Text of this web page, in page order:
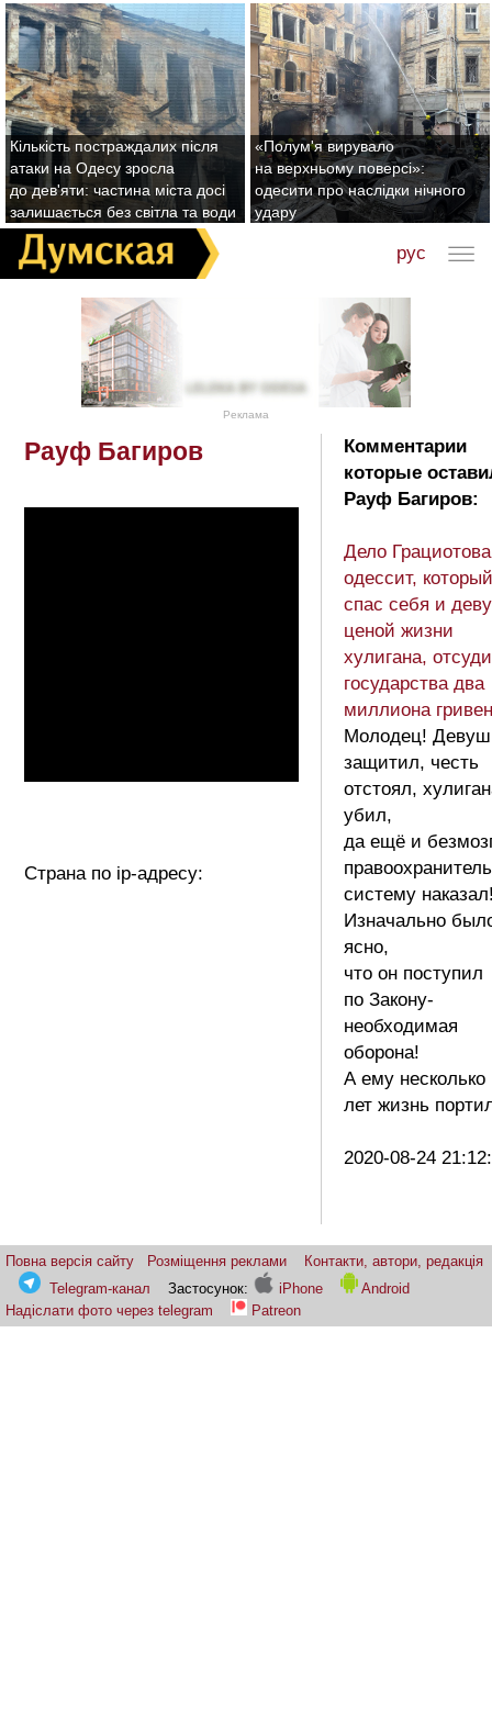
Кількість постраждалих після
атаки на Одесу зросла
до дев'яти: частина міста досі
залишається без світла та води
«Полум'я вирувало
на верхньому поверсі»:
одесити про наслідки нічного
удару
рус
Реклама
Рауф Багиров
Страна по ip-адресу:
Комментарии
которые
Рауф Багиров:
Дело
одессит, который
спас себя и
ценой жизни
хулигана,
государства два
миллиона
Молодец!
защитил, честь
отстоял,
убил,
да ещё и
систему
Изначально
ясно,
что он поступил
по Закону-
необходимая
оборона!
А ему несколько
лет жизнь
2020-08-24
Повна версія сайту Розміщення реклами
Контакти, автори, редакція
Telegram-канал
Застосунок: iPhone
Android
Надіслати фото через telegram
Patreon